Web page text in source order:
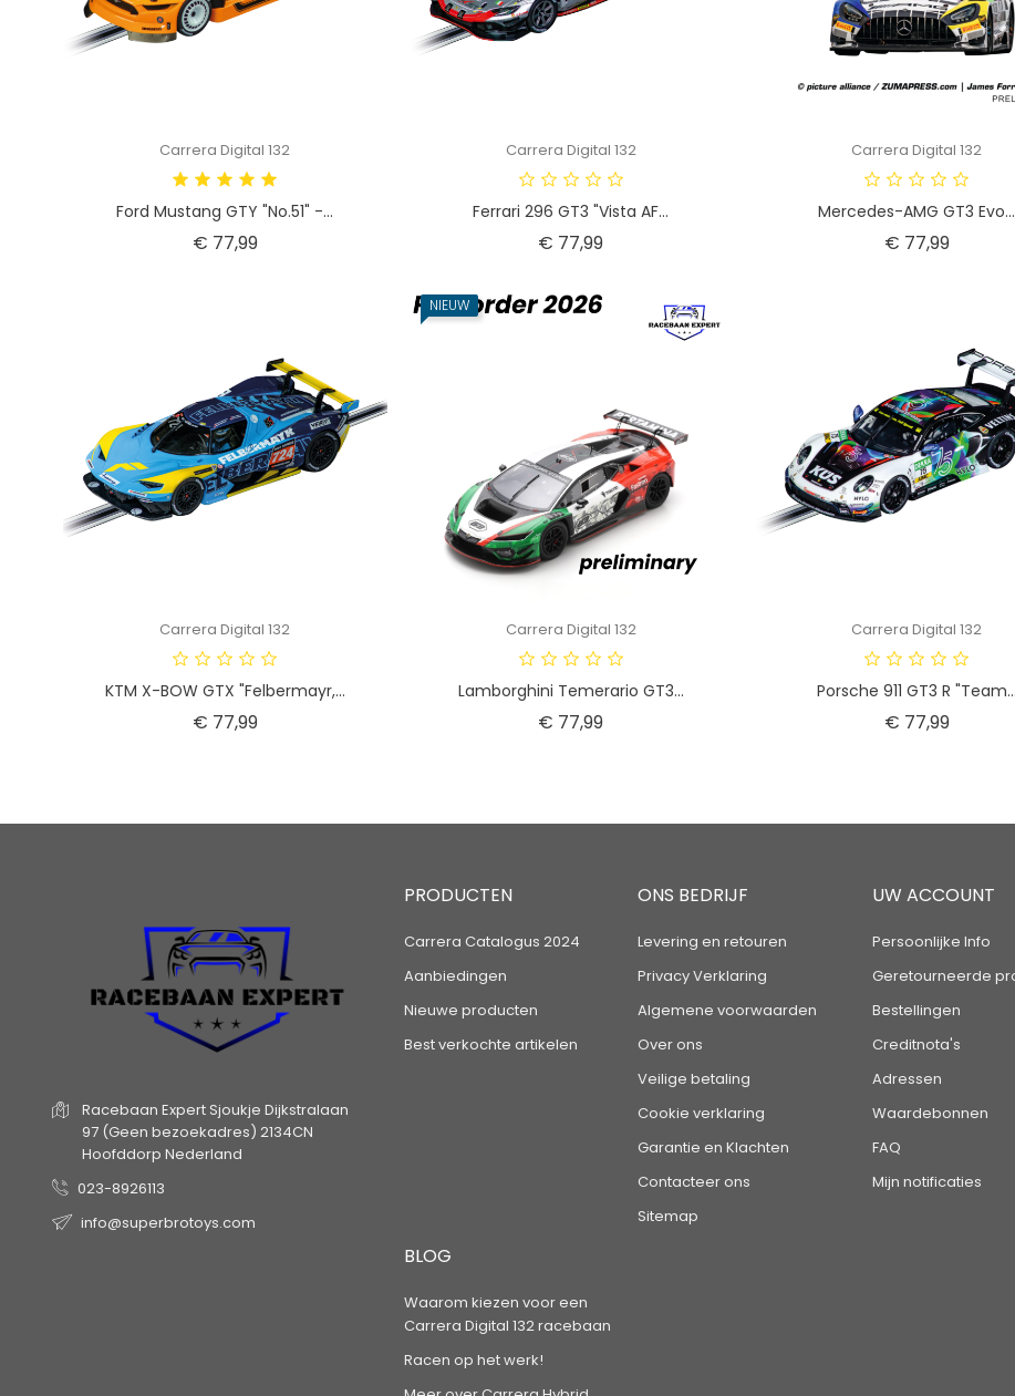
Carrera Digital 132
Ford Mustang GTY "No.51" -...
€ 77,99Prijs
Carrera Digital 132
Ferrari 296 GT3 "Vista AF...
€ 77,99Prijs
Carrera Digital 132
Mercedes-AMG GT3 Evo...
€ 77,99Prijs
Carrera Digital 132
KTM X-BOW GTX "Felbermayr,...
€ 77,99Prijs
NIEUW
Carrera Digital 132
Lamborghini Temerario GT3...
€ 77,99Prijs
Carrera Digital 132
Porsche 911 GT3 R "Team...
€ 77,99Prijs
Racebaan Expert Sjoukje Dijkstralaan
97 (Geen bezoekadres) 2134CN
Hoofddorp Nederland
023-8926113
info@superbrotoys.com
PRODUCTEN
Carrera Catalogus 2024
Aanbiedingen
Nieuwe producten
Best verkochte artikelen
ONS BEDRIJF
Levering en retouren
Privacy Verklaring
Algemene voorwaarden
Over ons
Veilige betaling
Cookie verklaring
Garantie en Klachten
Contacteer ons
Sitemap
BLOG
Waarom kiezen voor een
Carrera Digital 132 racebaan
Racen op het werk!
UW ACCOUNT
Persoonlijke Info
Geretourneerde
Bestellingen
Creditnota's
Adressen
Waardebonnen
FAQ
Mijn notificaties